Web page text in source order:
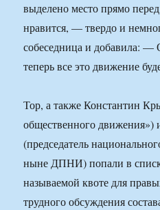
выделено место прямо
нравится, — твердо и
собеседница и добавила:
теперь все это движение
Тор, а также Константин
общественного
(председатель
ныне ДПНИ) попали в
называемой квоте для
трудного обсуждения